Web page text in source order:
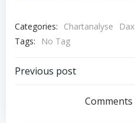
Categories: Chartanalyse
Dax
Tags:
No Tag
Post
navigation
Previous post
Comments